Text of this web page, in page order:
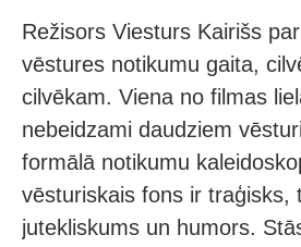
Režisors Viesturs Kairišs
vēstures notikumu gaita,
cilvēkam. Viena no filmas
nebeidzami daudziem
formālā notikumu
vēsturiskais fons ir traģisks,
jutekliskums un humors.